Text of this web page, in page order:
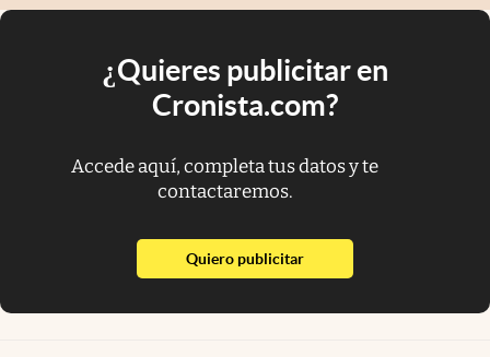
¿Quieres publicitar en
Cronista.com?
Accede aquí, completa tus datos y te
contactaremos.
Quiero publicitarabre en nueva pestaña